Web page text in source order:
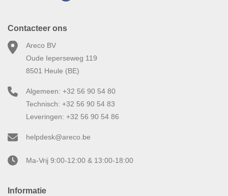
Informatie
Contacteer ons
Areco BV
Oude Ieperseweg 119
8501 Heule (BE)
Algemeen: +32 56 90 54 80
Technisch: +32 56 90 54 83
Leveringen: +32 56 90 54 86
helpdesk@areco.be
Ma-Vrij 9:00-12:00 & 13:00-18:00